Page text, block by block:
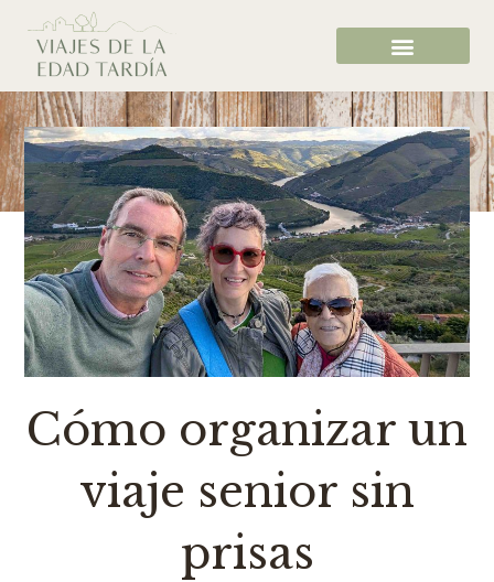
Cómo organizar un
viaje senior sin
prisas